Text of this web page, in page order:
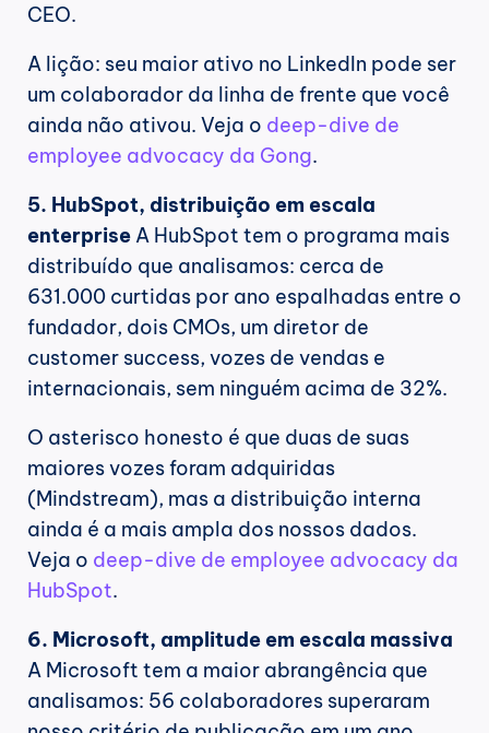
CEO.
A lição: seu maior ativo no LinkedIn pode ser
um colaborador da linha de frente que você
ainda não ativou. Veja o deep-dive de
employee advocacy da Gong.
5. HubSpot, distribuição em escala
enterprise A HubSpot tem o programa mais
distribuído que analisamos: cerca de
631.000 curtidas por ano espalhadas entre o
fundador, dois CMOs, um diretor de
customer success, vozes de vendas e
internacionais, sem ninguém acima de 32%.
O asterisco honesto é que duas de suas
maiores vozes foram adquiridas
(Mindstream), mas a distribuição interna
ainda é a mais ampla dos nossos dados.
Veja o deep-dive de employee advocacy da
HubSpot.
6. Microsoft, amplitude em escala massiva
A Microsoft tem a maior abrangência que
analisamos: 56 colaboradores superaram